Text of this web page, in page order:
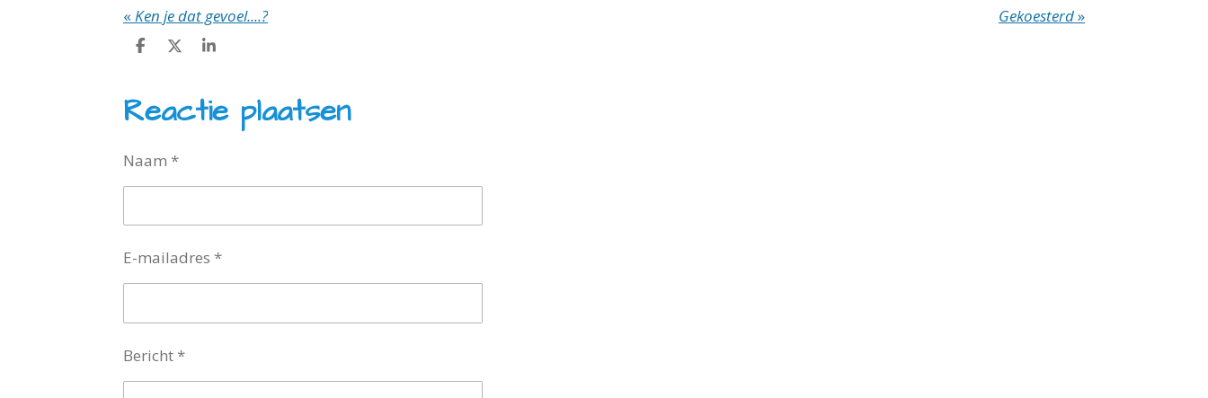
«Ken je dat gevoel....? Gekoesterd»
D
e
n
D
S
r
e
Reactie plaatsen
Naam *
E-mailadres *
Bericht *